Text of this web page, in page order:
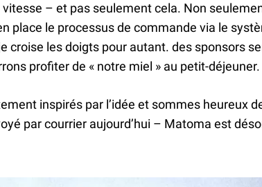
– et pas seulement cela. Non
place le processus de commande via le
croise les doigts pour autant. des sponsors
profiter de « notre miel » au petit-déjeuner.
inspirés par l’idée et sommes heureux
par courrier aujourd’hui – Matoma est